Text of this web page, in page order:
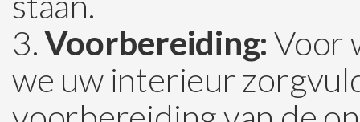
Voorbereiding:Voor
we uw interieur